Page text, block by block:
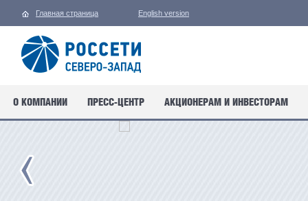
Главная страница English version
О КОМПАНИИ ПРЕСС-ЦЕНТР АКЦИОНЕРАМ И ИНВЕСТОРАМ